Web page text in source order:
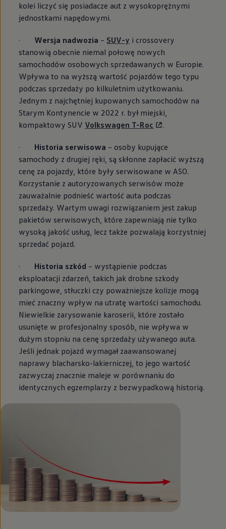
kolei liczyć się posiadacze aut z wysokoprężnymi
jednostkami napędowymi.
· Wersja nadwozia – SUV-y i crossovery
stanowią obecnie niemal połowę nowych
samochodów osobowych sprzedawanych w Europie.
Wpływa to na wyższą wartość pojazdów tego typu
podczas sprzedaży po kilkuletnim użytkowaniu.
Jednym z najchętniej kupowanych samochodów na
Starym Kontynencie w 2022 r. był miejski,
kompaktowy SUV Volkswagen T-Roc .
· Historia serwisowa – osoby kupujące
samochody z drugiej ręki, są skłonne zapłacić wyższą
cenę za pojazdy, które były serwisowane w ASO.
Korzystanie z autoryzowanych serwisów może
zauważalnie podnieść wartość auta podczas
sprzedaży. Wartym uwagi rozwiązaniem jest zakup
pakietów serwisowych, które zapewniają nie tylko
wysoką jakość usług, lecz także pozwalają korzystniej
sprzedać pojazd.
· Historia szkód – wystąpienie podczas
eksploatacji zdarzeń, takich jak drobne szkody
parkingowe, stłuczki czy poważniejsze kolizje mogą
mieć znaczny wpływ na utratę wartości samochodu.
Niewielkie zarysowanie karoserii, które zostało
usunięte w profesjonalny sposób, nie wpływa w
dużym stopniu na cenę sprzedaży używanego auta.
Jeśli jednak pojazd wymagał zaawansowanej
naprawy blacharsko-lakierniczej, to jego wartość
zazwyczaj znacznie maleje w porównaniu do
identycznych egzemplarzy z bezwypadkową historią.